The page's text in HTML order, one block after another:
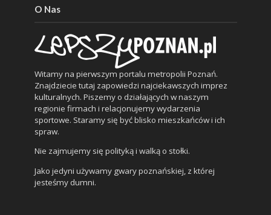
O Nas
Witamy na pierwszym portalu metropolii Poznań.
Znajdziecie tutaj zapowiedzi najciekawszych imprez
kulturalnych. Piszemy o działających w naszym
regionie firmach i relacjonujemy wydarzenia
sportowe. Staramy się być blisko mieszkańców i ich
spraw.
Nie zajmujemy się polityką i walką o stołki.
Jako jedyni używamy gwary poznańskiej, z której
jesteśmy dumni.